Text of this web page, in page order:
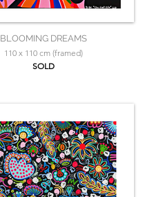
BLOOMING DREAMS
110 x 110 cm (framed)
SOLD